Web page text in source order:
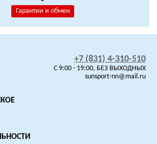
Гарантии и обмен
+7 (831) 4-310-510
C 9:00 - 19:00, БЕЗ ВЫХОДНЫХ
sunsport-nn@mail.ru